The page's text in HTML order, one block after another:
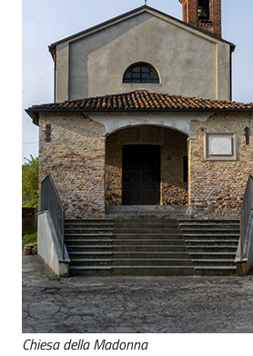
Chiesa della Madonna